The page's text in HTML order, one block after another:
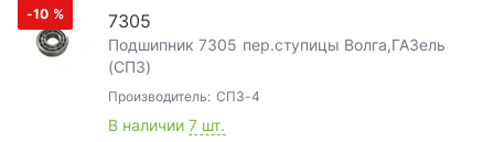
-10 % 7305
Подшипник 7305 пер.ступицы Волга,ГАЗель
(СПЗ)
Производитель: СПЗ-4
В наличии 7 шт.